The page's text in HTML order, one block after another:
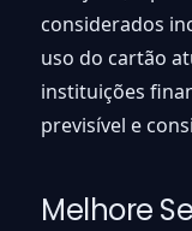
considerados
uso do cartão
instituições
previsível e
Melhore